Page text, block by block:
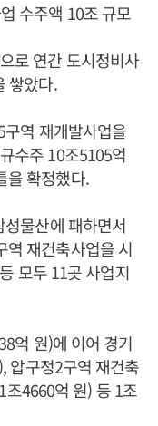
수주액 10조 규모
로 연간 도시정비사
쌓았다.
역 재개발사업을
수주 10조5105억
을 확정했다.
물산에 패하면서
역 재건축사업을 시
모두 11곳 사업지
억 원)에 이어 경기
압구정2구역 재건축
조4660억 원) 등 1조